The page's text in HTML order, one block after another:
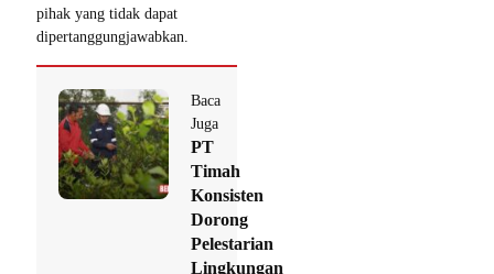
pihak yang tidak dapat
dipertanggungjawabkan.
Baca
Juga
PT
Timah
Konsisten
Dorong
Pelestarian
Lingkungan